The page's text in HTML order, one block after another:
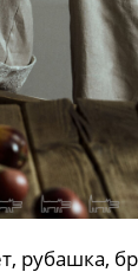
рубашка,